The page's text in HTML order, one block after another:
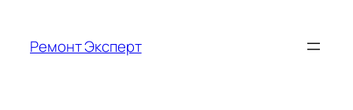
содержимому
Ремонт Эксперт